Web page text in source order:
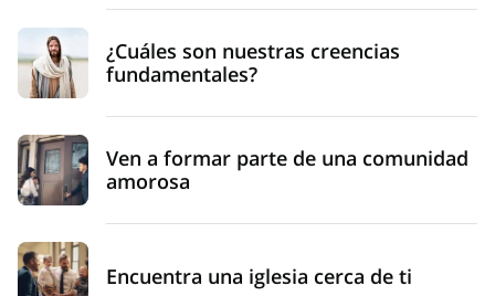
¿Cuáles son nuestras creencias
fundamentales?
Ven a formar parte de una comunidad
amorosa
Encuentra una iglesia cerca de ti